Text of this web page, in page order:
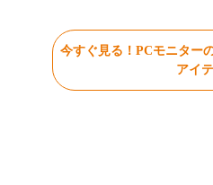
今すぐ見る！PCモニター
アイ